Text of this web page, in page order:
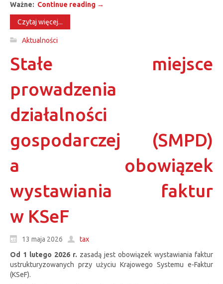
Ważne: Continue reading →
Czytaj więcej...
Aktualności
Stałe miejsce
prowadzenia
działalności
gospodarczej (SMPD)
a obowiązek
wystawiania faktur
w KSeF
13 maja 2026
tax
Od 1 lutego 2026 r. zasadą jest obowiązek wystawiania faktur
ustrukturyzowanych przy użyciu Krajowego Systemu e-Faktur
(KSeF).